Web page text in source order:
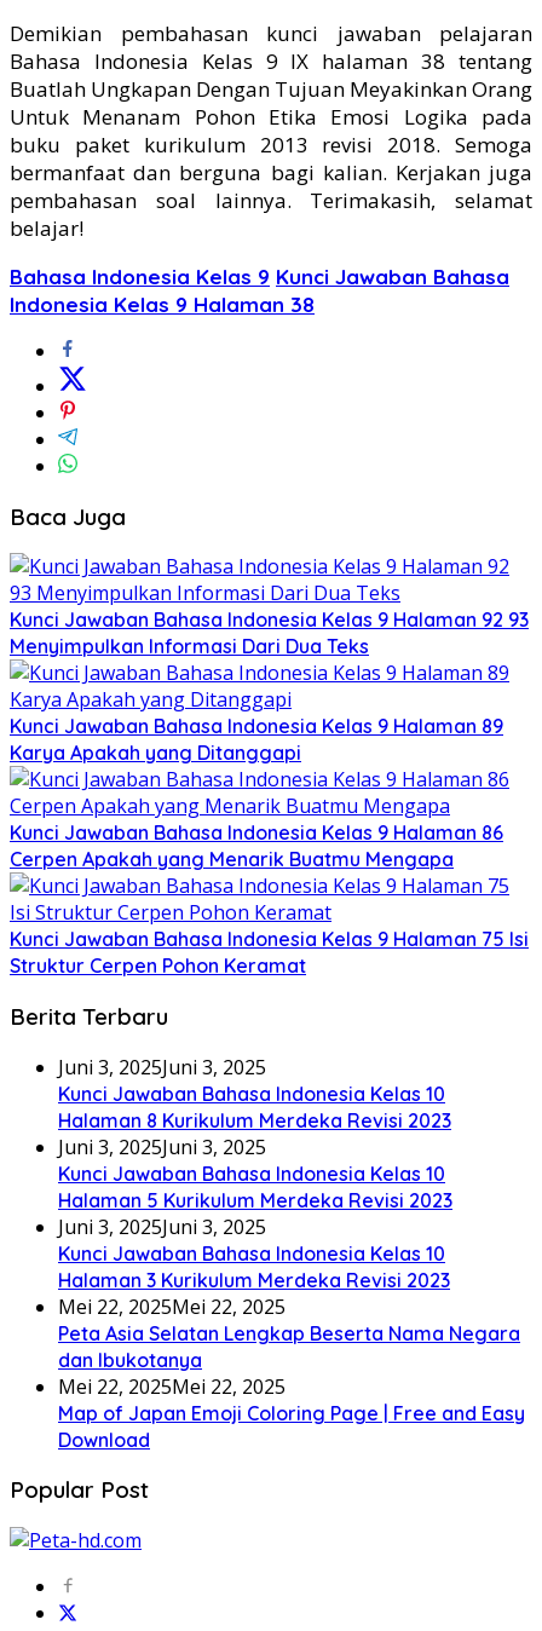
Demikian pembahasan kunci jawaban pelajaran
Bahasa Indonesia Kelas 9 IX halaman 38 tentang
Buatlah Ungkapan Dengan Tujuan Meyakinkan Orang
Untuk Menanam Pohon Etika Emosi Logika pada
buku paket kurikulum 2013 revisi 2018. Semoga
bermanfaat dan berguna bagi kalian. Kerjakan juga
pembahasan soal lainnya. Terimakasih, selamat
belajar!
Bahasa Indonesia Kelas 9 Kunci Jawaban Bahasa
Indonesia Kelas 9 Halaman 38
Baca Juga
Kunci Jawaban Bahasa Indonesia Kelas 9 Halaman 92 93
Menyimpulkan Informasi Dari Dua Teks
Kunci Jawaban Bahasa Indonesia Kelas 9 Halaman 89
Karya Apakah yang Ditanggapi
Kunci Jawaban Bahasa Indonesia Kelas 9 Halaman 86
Cerpen Apakah yang Menarik Buatmu Mengapa
Kunci Jawaban Bahasa Indonesia Kelas 9 Halaman 75 Isi
Struktur Cerpen Pohon Keramat
Berita Terbaru
Juni 3, 2025Juni 3, 2025
Kunci Jawaban Bahasa Indonesia Kelas 10
Halaman 8 Kurikulum Merdeka Revisi 2023
Juni 3, 2025Juni 3, 2025
Kunci Jawaban Bahasa Indonesia Kelas 10
Halaman 5 Kurikulum Merdeka Revisi 2023
Juni 3, 2025Juni 3, 2025
Kunci Jawaban Bahasa Indonesia Kelas 10
Halaman 3 Kurikulum Merdeka Revisi 2023
Mei 22, 2025Mei 22, 2025
Peta Asia Selatan Lengkap Beserta Nama Negara
dan Ibukotanya
Mei 22, 2025Mei 22, 2025
Map of Japan Emoji Coloring Page | Free and Easy
Download
Popular Post